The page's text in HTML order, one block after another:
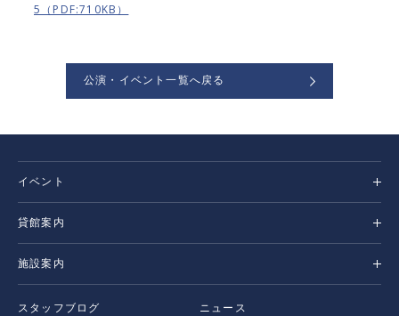
5（PDF:710KB）
公演・イベント一覧へ戻る
イベント
貸館案内
施設案内
スタッフブログ
ニュース